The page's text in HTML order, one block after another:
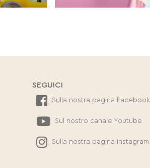
SEGUICI
Sulla nostra pagina Facebook
Sul nostro canale Youtube
Sulla nostra pagina Instagram